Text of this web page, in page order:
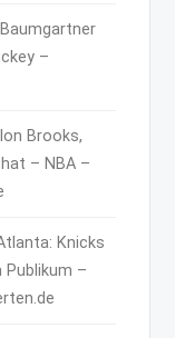
–
Brooks,
– NBA –
Knicks
Publikum –